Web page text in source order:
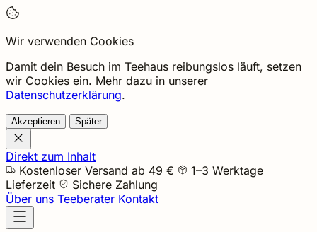
Wir verwenden Cookies
Damit dein Besuch im Teehaus reibungslos läuft, setzen
wir Cookies ein. Mehr dazu in unserer
Datenschutzerklärung.
Akzeptieren Später
Direkt zum Inhalt
Kostenloser Versand ab 49 €
1–3 Werktage
Lieferzeit
Sichere Zahlung
Über uns Teeberater Kontakt